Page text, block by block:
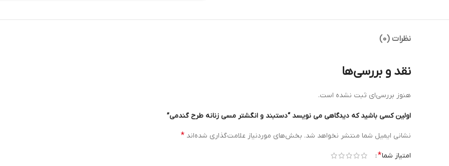
نظرات (0)
نقد و بررسی‌ها
هنوز بررسی‌ای ثبت نشده است.
اولین کسی باشید که دیدگاهی می نویسد “دستبند و انگشتر مسی زنانه طرح گندمی”
نشانی ایمیل شما منتشر نخواهد شد. بخش‌های موردنیاز علامت‌گذاری شده‌اند *
امتیاز شما*